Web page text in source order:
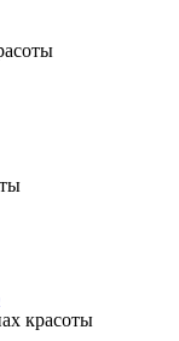
красоты